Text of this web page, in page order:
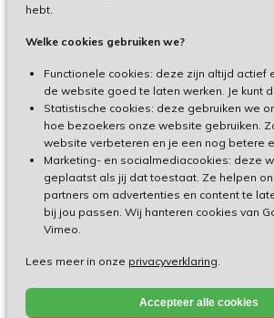
hebt.
Welke cookies gebruiken we?
Functionele cookies: deze zijn altijd actief
de website goed te laten werken. Je kunt
Statistische cookies: deze gebruiken we
hoe bezoekers onze website gebruiken.
website verbeteren en je een nog betere
Marketing- en socialmediacookies: deze
geplaatst als jij dat toestaat. Ze helpen
partners om advertenties en content te
bij jou passen. Wij hanteren cookies van
Vimeo.
Lees meer in onze privacyverklaring.
Accepteer alle cookies
Toegankelijkheid
Cliëntenportaal
TeamViewer
Made by Ivengi
© Koraal 2026